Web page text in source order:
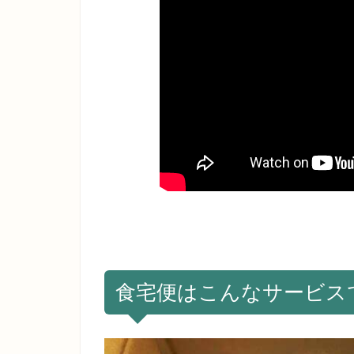
食宅便はこんなサービス